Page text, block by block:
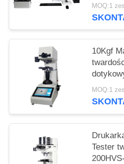
MOQ:1
10Kgf
MOQ:1
Tester